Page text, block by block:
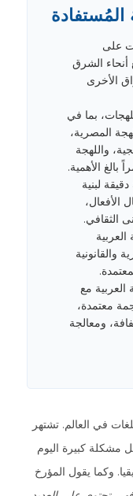
المُستفادة
على
الشرق
الأخرى
بما في
المصرية،
واللهجة
بالغ الأهمية.
لبنية
الأفعال،
الثقافي.
والقانونية
مع
معتمدة،
ومعالجة
في العالم. تشتهر
مشكلة كبيرة اليوم
وكما يقول المؤرخ